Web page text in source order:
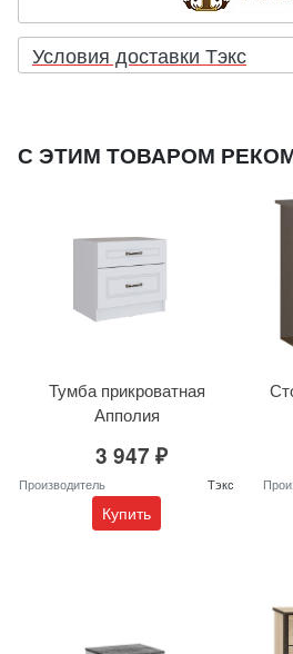
Условия доставки Тэкс
С ЭТИМ ТОВАРОМ
Тумба прикроватная
Апполия
3 947 ₽
Производитель Тэкс
Купить